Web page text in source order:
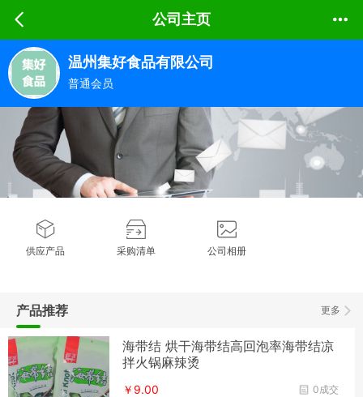
公司主页
温州集好食品有限公司
普通会员
供应产品 采购清单 公司相册
更多
产品推荐
海带结 烘干海带结高回泡率海带结凉
拌火锅麻辣烫
0成交
￥9.00